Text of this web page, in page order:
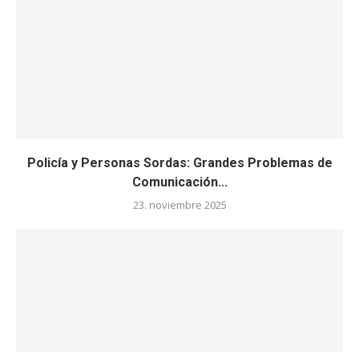
Policía y Personas Sordas: Grandes Problemas de
Comunicación...
23. noviembre 2025